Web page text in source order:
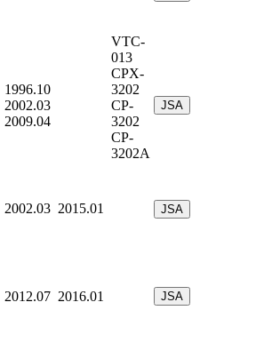
1996.10
2002.03
2009.04
VTC-
013
CPX-
3202
CP-
3202
CP-
3202A
JSA
2002.03 2015.01 JSA
2012.07 2016.01 JSA